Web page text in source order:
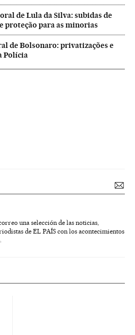
de Lula da Silva: subidas de
proteção para as minorias
de Bolsonaro: privatizações e
Polícia
una selección de las noticias,
de EL PAÍS con los acontecimientos